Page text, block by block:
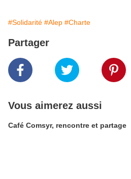
#Solidarité #Alep #Charte
Partager
Vous aimerez aussi
Café Comsyr, rencontre et partage